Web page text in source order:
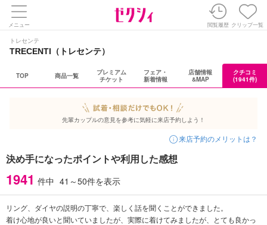
メニュー 閲覧履歴 クリップ一覧
トレセンテ
TRECENTI（トレセンテ）
TOP 商品一覧
プレミアム
チケット
フェア・
新着情報
店舗情報
&MAP
クチコミ
(1941件)
先輩カップルの意見を参考に気軽に来店予約しよう！
来店予約のメリットは？
決め手になったポイントや利用した感想
1941 件中 41～50件を表示
リング、ダイヤの説明の丁寧で、楽しく話を聞くことができました。
着け心地が良いと聞いていましたが、実際に着けてみましたが、とても良かっ